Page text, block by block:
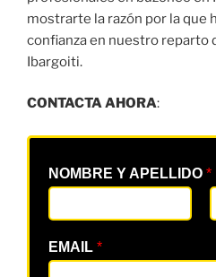
mostrarte la razón por la que
confianza en nuestro reparto
Ibargoiti.
CONTACTA AHORA:
NOMBRE Y APELLIDO *
EMAIL *